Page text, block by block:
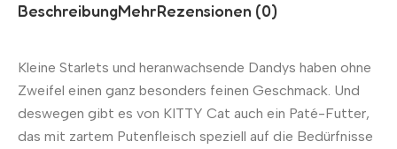
BeschreibungMehrRezensionen (0)
Kleine Starlets und heranwachsende Dandys haben ohne
Zweifel einen ganz besonders feinen Geschmack. Und
deswegen gibt es von KITTY Cat auch ein Paté-Futter,
das mit zartem Putenfleisch speziell auf die Bedürfnisse